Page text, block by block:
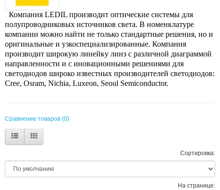
Компания LEDIL производит оптические системы для
полупроводниковых источников света. В номенклатуре
компании можно найти не только стандартные решения, но и
оригинальные и узкоспециализированные. Компания
производит широкую линейку линз с различной диаграммой
направленности и с иновационными решениями для
светодиодов широко известных производителей светодиодов:
Cree, Osram, Nichia, Luxeon, Seoul Semiconductor.
Сравнение товаров (0)
Сортировка:
На странице: